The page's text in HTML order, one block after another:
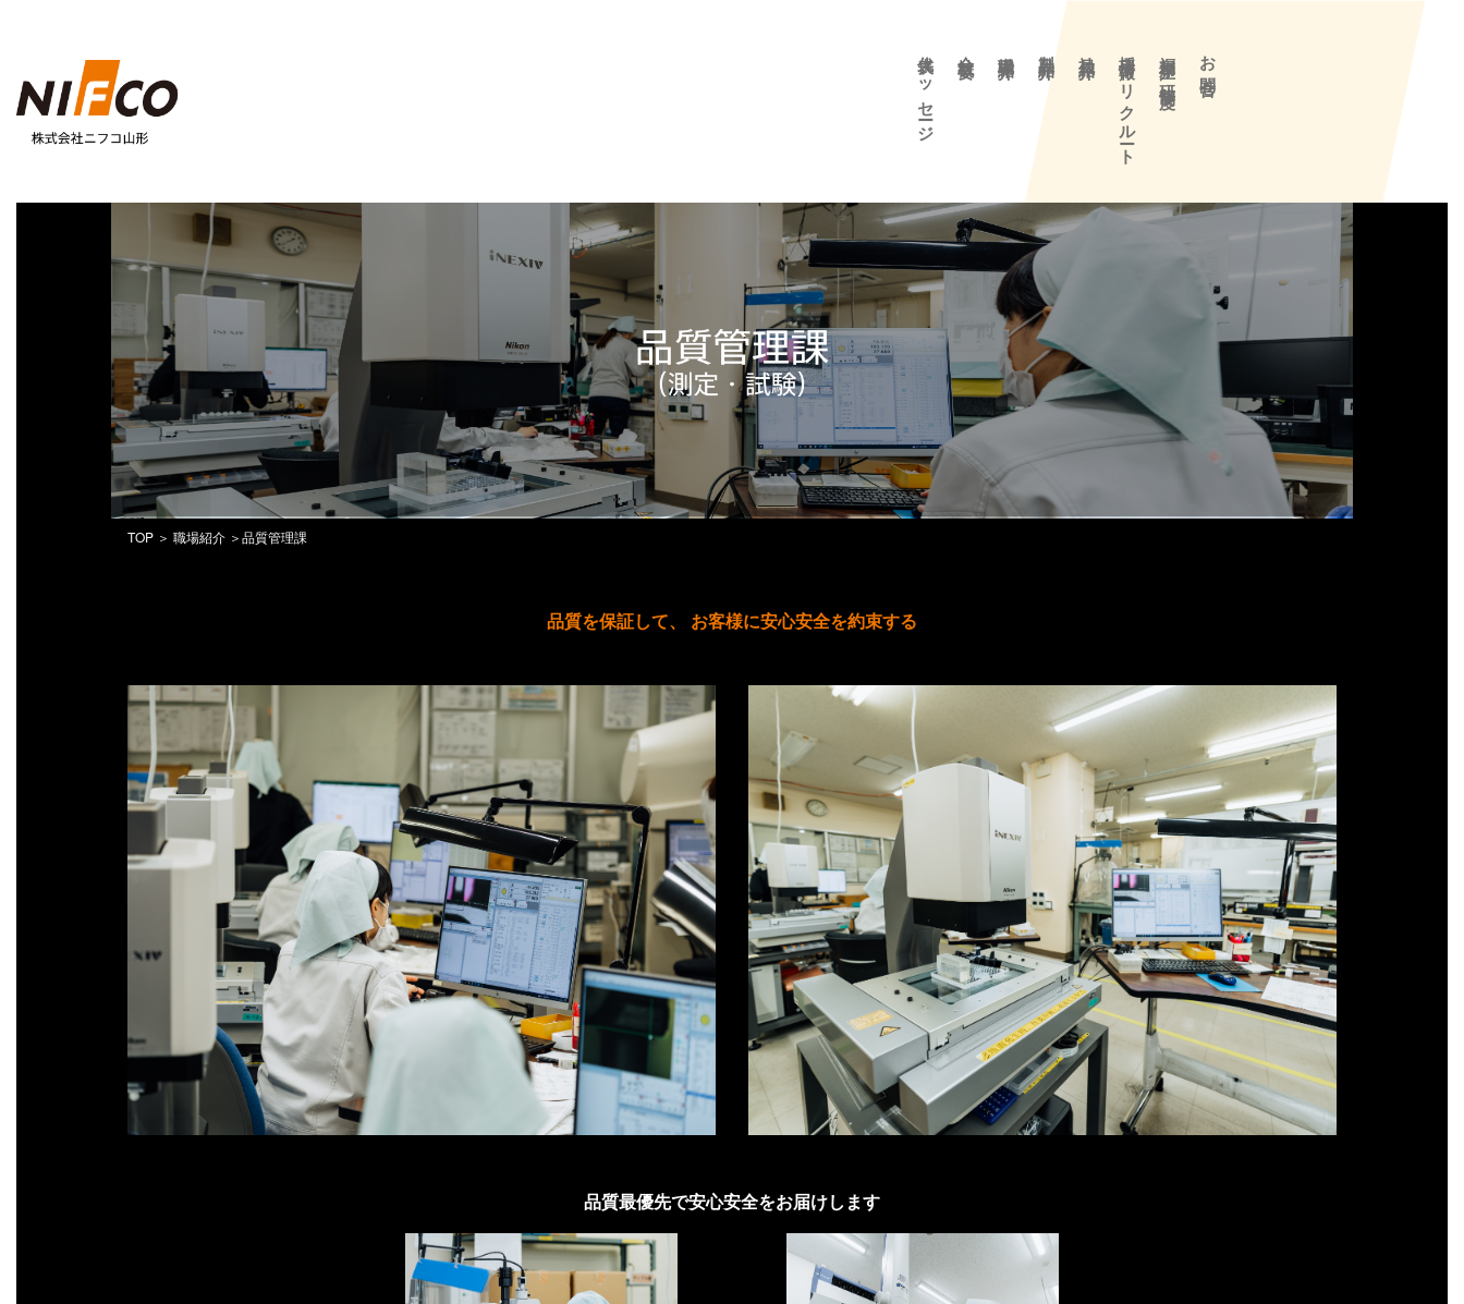
代表メッセージ 製品紹介 採用情報／リクルート 福利厚生／研修制度 お問合せ
TOP ＞ 職場紹介 ＞品質管理課
品質を保証して、 お客様に安心安全を約束する
品質最優先で安心安全をお届けします